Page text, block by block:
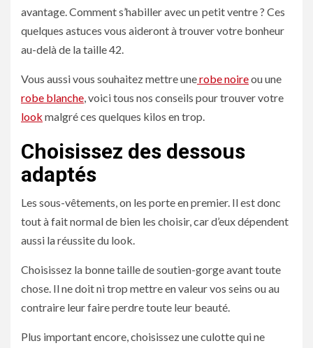
avantage. Comment s’habiller avec un petit ventre ? Ces
quelques astuces vous aideront à trouver votre bonheur
au-delà de la taille 42.
Vous aussi vous souhaitez mettre unerobe noireou une
robe blanche, voici tous nos conseils pour trouver votre
look malgré ces quelques kilos en trop.
Choisissez des dessous
adaptés
Les sous-vêtements, on les porte en premier. Il est donc
tout à fait normal de bien les choisir, car d’eux dépendent
aussi la réussite du look.
Choisissez la bonne taille de soutien-gorge avant toute
chose. Il ne doit ni trop mettre en valeur vos seins ou au
contraire leur faire perdre toute leur beauté.
Plus important encore, choisissez une culotte qui ne